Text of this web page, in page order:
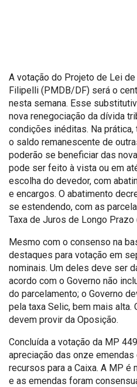
A votação do Projeto de Lei
Filipelli (PMDB/DF) será o
nesta semana. Esse
nova renegociação da dívida
condições inéditas. Na
o saldo remanescente de
poderão se beneficiar das
pode ser feito à vista ou em
escolha do devedor, com
e encargos. O abatimento
se estendendo, com as
Taxa de Juros de Longo Prazo
Mesmo com o consenso na
destaques para votação em
nominais. Um deles deve ser
acordo com o Governo não
do parcelamento; o Governo
pela taxa Selic, bem mais alta.
devem provir da Oposição.
Concluída a votação da MP
apreciação das onze
recursos para a Caixa. A MP
e as emendas foram